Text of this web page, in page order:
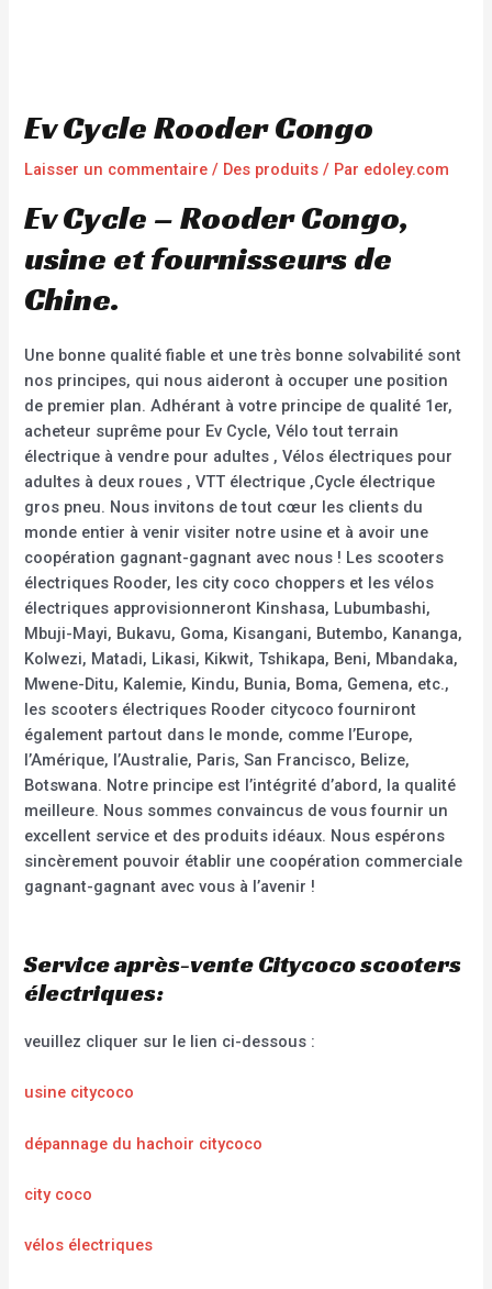
Ev Cycle Rooder Congo
Laisser un commentaire / Des produits / Par edoley.com
Ev Cycle – Rooder Congo,
usine et fournisseurs de
Chine.
Une bonne qualité fiable et une très bonne solvabilité sont
nos principes, qui nous aideront à occuper une position
de premier plan. Adhérant à votre principe de qualité 1er,
acheteur suprême pour Ev Cycle, Vélo tout terrain
électrique à vendre pour adultes , Vélos électriques pour
adultes à deux roues , VTT électrique ,Cycle électrique
gros pneu. Nous invitons de tout cœur les clients du
monde entier à venir visiter notre usine et à avoir une
coopération gagnant-gagnant avec nous ! Les scooters
électriques Rooder, les city coco choppers et les vélos
électriques approvisionneront Kinshasa, Lubumbashi,
Mbuji-Mayi, Bukavu, Goma, Kisangani, Butembo, Kananga,
Kolwezi, Matadi, Likasi, Kikwit, Tshikapa, Beni, Mbandaka,
Mwene-Ditu, Kalemie, Kindu, Bunia, Boma, Gemena, etc.,
les scooters électriques Rooder citycoco fourniront
également partout dans le monde, comme l’Europe,
l’Amérique, l’Australie, Paris, San Francisco, Belize,
Botswana. Notre principe est l’intégrité d’abord, la qualité
meilleure. Nous sommes convaincus de vous fournir un
excellent service et des produits idéaux. Nous espérons
sincèrement pouvoir établir une coopération commerciale
gagnant-gagnant avec vous à l’avenir !
Service après-vente Citycoco scooters
électriques:
veuillez cliquer sur le lien ci-dessous :
usine citycoco
dépannage du hachoir citycoco
city coco
vélos électriques